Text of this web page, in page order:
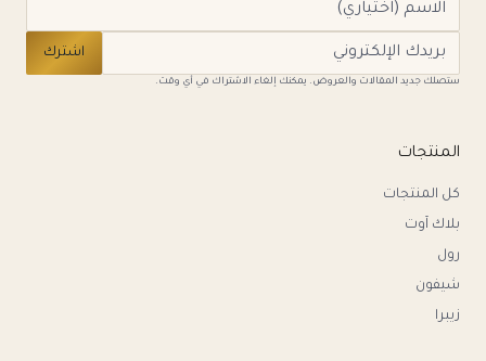
اشترك
ستصلك جديد المقالات والعروض. يمكنك إلغاء الاشتراك في أي وقت.
المنتجات
كل المنتجات
بلاك آوت
رول
شيفون
زيبرا